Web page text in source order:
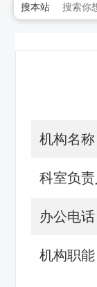
搜本站
机构名称
科室负责
办公电话
机构职能